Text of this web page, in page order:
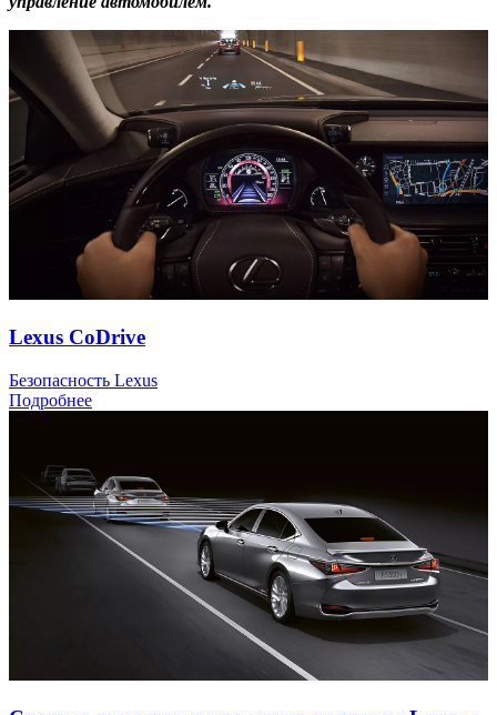
Lexus CoDrive
Безопасность Lexus
Подробнее